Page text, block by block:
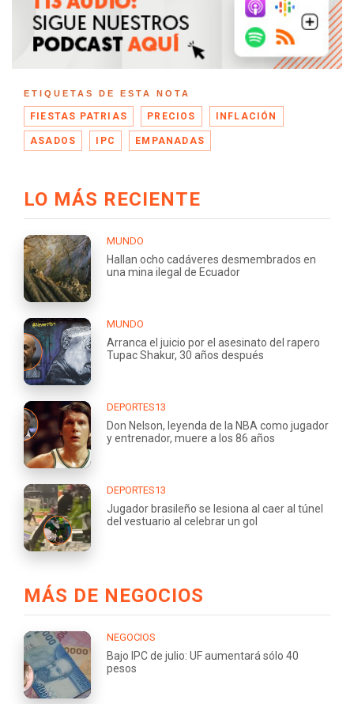
ETIQUETAS DE ESTA NOTA
FIESTAS PATRIAS PRECIOS INFLACIÓN
ASADOS IPC EMPANADAS
LO MÁS RECIENTE
MUNDO
Hallan ocho cadáveres desmembrados en
una mina ilegal de Ecuador
MUNDO
Arranca el juicio por el asesinato del rapero
Tupac Shakur, 30 años después
DEPORTES13
Don Nelson, leyenda de la NBA como jugador
y entrenador, muere a los 86 años
DEPORTES13
Jugador brasileño se lesiona al caer al túnel
del vestuario al celebrar un gol
MÁS DE NEGOCIOS
NEGOCIOS
Bajo IPC de julio: UF aumentará sólo 40
pesos